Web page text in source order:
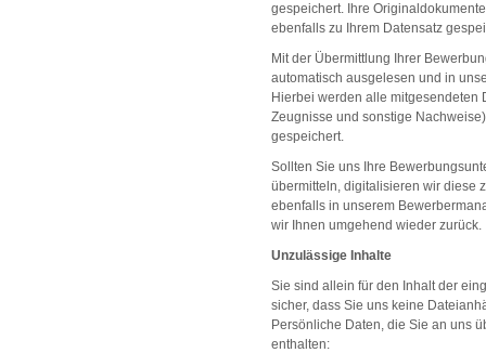
gespeichert. Ihre
ebenfalls zu Ihrem Datensatz
Mit der Übermittlung Ihrer
automatisch ausgelesen und in
Hierbei werden alle mitgesendeten
Zeugnisse und sonstige
gespeichert.
Sollten Sie uns Ihre
übermitteln, digitalisieren wir diese
ebenfalls in unserem
wir Ihnen umgehend wieder zurück.
Unzulässige Inhalte
Sie sind allein für den Inhalt der
sicher, dass Sie uns keine
Persönliche Daten, die Sie an uns
enthalten: